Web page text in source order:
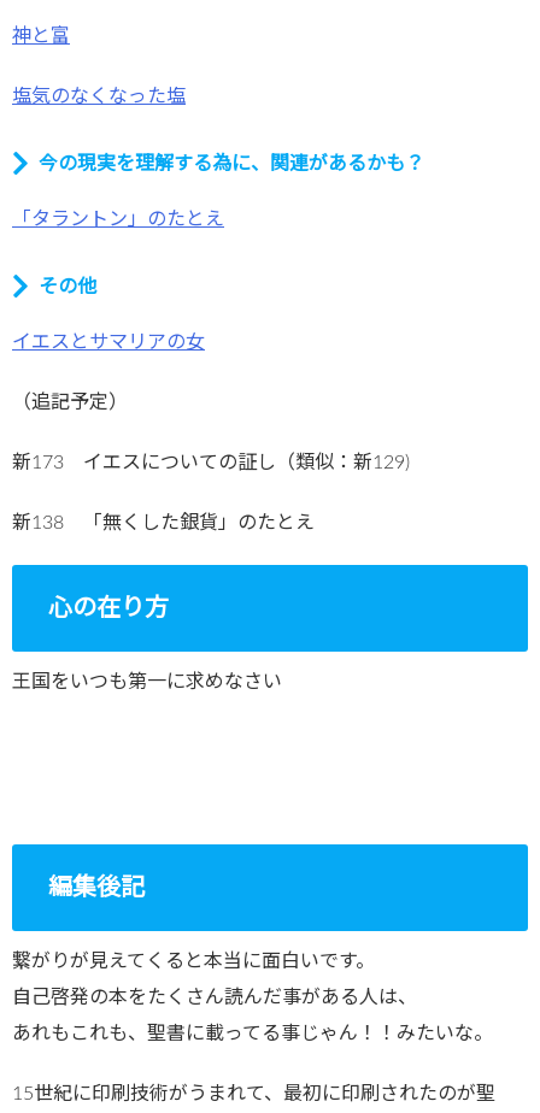
神と富
塩気のなくなった塩
今の現実を理解する為に、関連があるかも？
「タラントン」のたとえ
その他
イエスとサマリアの女
（追記予定）
新173 イエスについての証し（類似：新129)
新138 「無くした銀貨」のたとえ
心の在り方
王国をいつも第一に求めなさい
編集後記
繋がりが見えてくると本当に面白いです。
自己啓発の本をたくさん読んだ事がある人は、
あれもこれも、聖書に載ってる事じゃん！！みたいな。
15世紀に印刷技術がうまれて、最初に印刷されたのが聖